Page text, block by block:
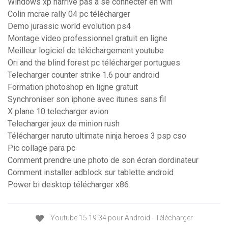
Windows xp narrive pas a se connecter en wifi
Colin mcrae rally 04 pc télécharger
Demo jurassic world evolution ps4
Montage video professionnel gratuit en ligne
Meilleur logiciel de téléchargement youtube
Ori and the blind forest pc télécharger portugues
Telecharger counter strike 1.6 pour android
Formation photoshop en ligne gratuit
Synchroniser son iphone avec itunes sans fil
X plane 10 telecharger avion
Telecharger jeux de minion rush
Télécharger naruto ultimate ninja heroes 3 psp cso
Pic collage para pc
Comment prendre une photo de son écran dordinateur
Comment installer adblock sur tablette android
Power bi desktop télécharger x86
Youtube 15.19.34 pour Android - Télécharger